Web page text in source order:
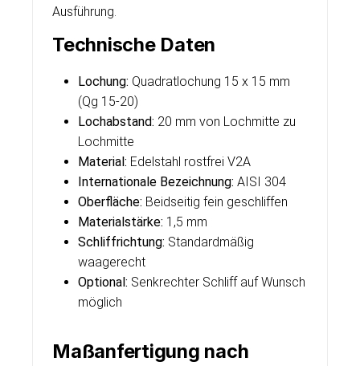
Ausführung.
Technische Daten
Lochung: Quadratlochung 15 x 15 mm
(Qg 15-20)
Lochabstand: 20 mm von Lochmitte zu
Lochmitte
Material: Edelstahl rostfrei V2A
Internationale Bezeichnung: AISI 304
Oberfläche: Beidseitig fein geschliffen
Materialstärke: 1,5 mm
Schliffrichtung: Standardmäßig
waagerecht
Optional: Senkrechter Schliff auf Wunsch
möglich
Maßanfertigung nach